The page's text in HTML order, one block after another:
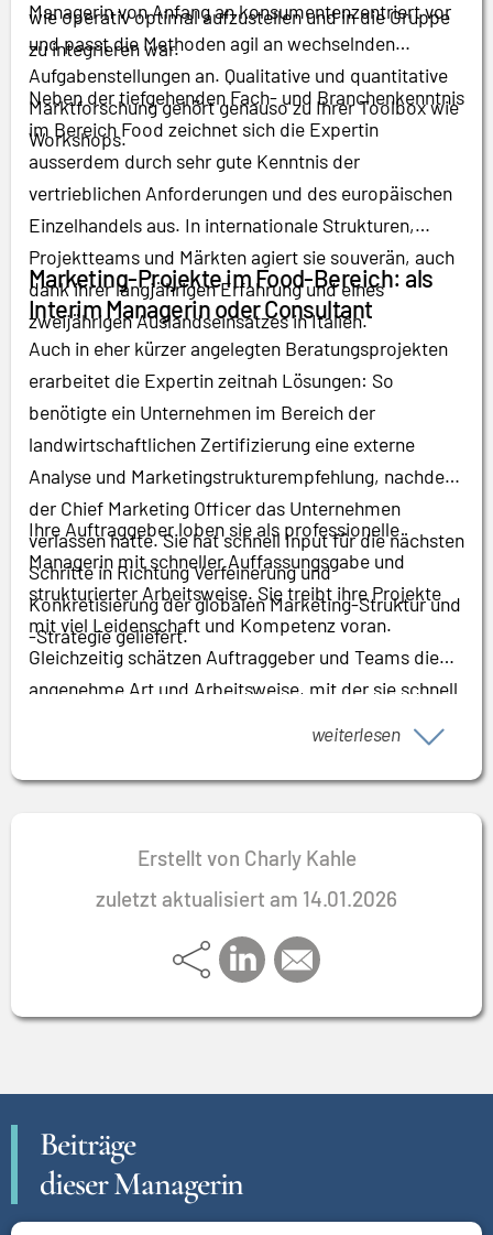
wie operativ optimal aufzustellen und in die Gruppe
zu integrieren war.
Managerin von Anfang an konsumentenzentriert vor
und passt die Methoden agil an wechselnden
Aufgabenstellungen an. Qualitative und quantitative
Marktforschung gehört genauso zu Ihrer Toolbox wie
Workshops.
Neben der tiefgehenden Fach- und Branchenkenntnis
im Bereich Food zeichnet sich die Expertin
ausserdem durch sehr gute Kenntnis der
vertrieblichen Anforderungen und des europäischen
Einzelhandels aus. In internationale Strukturen,
Projektteams und Märkten agiert sie souverän, auch
dank ihrer langjährigen Erfahrung und eines
zweijährigen Auslandseinsatzes in Italien.
Marketing-Projekte im Food-Bereich: als
Interim Managerin oder Consultant
Auch in eher kürzer angelegten Beratungsprojekten
erarbeitet die Expertin zeitnah Lösungen: So
benötigte ein Unternehmen im Bereich der
landwirtschaftlichen Zertifizierung eine externe
Analyse und Marketingstrukturempfehlung, nachdem
der Chief Marketing Officer das Unternehmen
verlassen hatte. Sie hat schnell Input für die nächsten
Schritte in Richtung Verfeinerung und
Konkretisierung der globalen Marketing-Struktur und
-Strategie geliefert.
Ihre Auftraggeber loben sie als professionelle
Managerin mit schneller Auffassungsgabe und
strukturierter Arbeitsweise. Sie treibt ihre Projekte
mit viel Leidenschaft und Kompetenz voran.
Gleichzeitig schätzen Auftraggeber und Teams die
angenehme Art und Arbeitsweise, mit der sie schnell
Organisation gewinnt. Sie arbeitet mit Weitblick und
hat das Ziel immer vor Augen. So schafft sie in
weiterlesen
Erstellt von Charly Kahle
zuletzt aktualisiert am 14.01.2026
Beiträge
dieser Managerin